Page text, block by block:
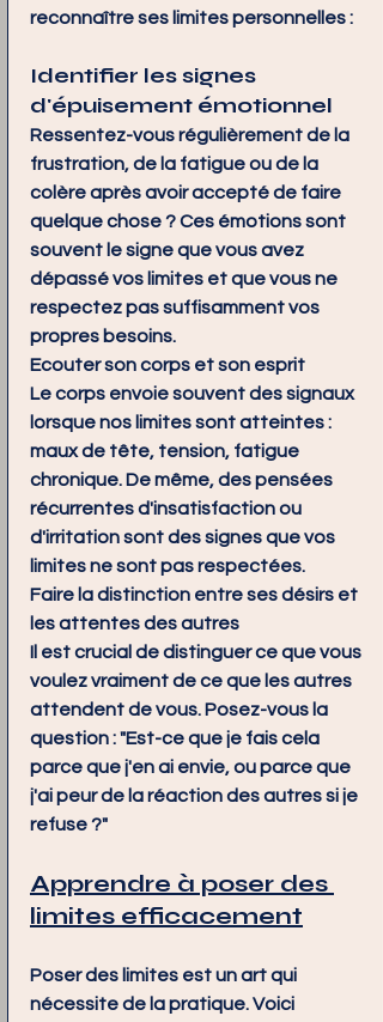
reconnaître ses limites personnelles :
Identifier les signes
d'épuisement émotionnel
Ressentez-vous régulièrement de la
frustration, de la fatigue ou de la
colère après avoir accepté de faire
quelque chose ? Ces émotions sont
souvent le signe que vous avez
dépassé vos limites et que vous ne
respectez pas suffisamment vos
propres besoins.
Ecouter son corps et son esprit
Le corps envoie souvent des signaux
lorsque nos limites sont atteintes :
maux de tête, tension, fatigue
chronique. De même, des pensées
récurrentes d'insatisfaction ou
d'irritation sont des signes que vos
limites ne sont pas respectées.
Faire la distinction entre ses désirs et
les attentes des autres
Il est crucial de distinguer ce que vous
voulez vraiment de ce que les autres
attendent de vous. Posez-vous la
question : "Est-ce que je fais cela
parce que j'en ai envie, ou parce que
j'ai peur de la réaction des autres si je
refuse ?"
Apprendre à poser des
limites efficacement
Poser des limites est un art qui
nécessite de la pratique. Voici